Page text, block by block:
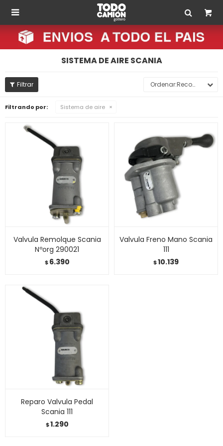

SISTEMA DE AIRE SCANIA
Recomendados
Filtrando por: Sistema de aire
Valvula Remolque Scania
Nºorg 290021
$ 6.390
Valvula Freno Mano Scania
111
$10.139
Reparo Valvula Pedal
Scania 111
$1.290